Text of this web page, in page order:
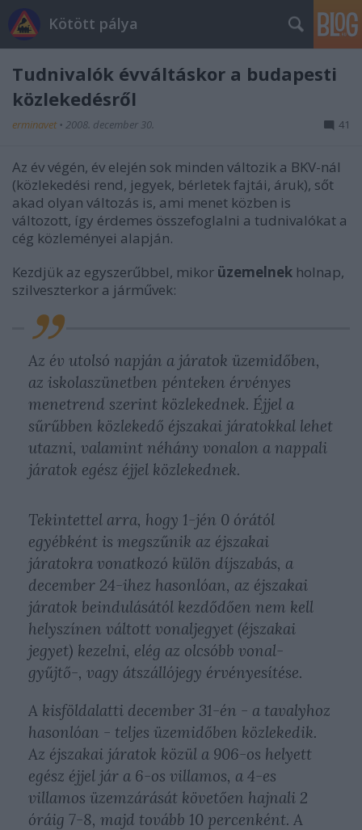
Kötött pálya
Tudnivalók évváltáskor a budapesti
közlekedésről
erminavet • 2008. december 30. 41
Az év végén, év elején sok minden változik a BKV-nál
(közlekedési rend, jegyek, bérletek fajtái, áruk), sőt
akad olyan változás is, ami menet közben is
változott, így érdemes összefoglalni a tudnivalókat a
cég közleményei alapján.
Kezdjük az egyszerűbbel, mikor üzemelnek holnap,
szilveszterkor a járművek:
Az év utolsó napján a járatok üzemidőben,
az iskolaszünetben pénteken érvényes
menetrend szerint közlekednek. Éjjel a
sűrűbben közlekedő éjszakai járatokkal lehet
utazni, valamint néhány vonalon a nappali
járatok egész éjjel közlekednek.
Tekintettel arra, hogy 1-jén 0 órától
egyébként is megszűnik az éjszakai
járatokra vonatkozó külön díjszabás, a
december 24-ihez hasonlóan, az éjszakai
járatok beindulásától kezdődően nem kell
helyszínen váltott vonaljegyet (éjszakai
jegyet) kezelni, elég az olcsóbb vonal-
gyűjtő-, vagy átszállójegy érvényesítése.
A kisföldalatti december 31-én - a tavalyhoz
hasonlóan - teljes üzemidőben közlekedik.
Az éjszakai járatok közül a 906-os helyett
egész éjjel jár a 6-os villamos, a 4-es
villamos üzemzárását követően hajnali 2
óráig 7-8, majd tovább 10 percenként. A